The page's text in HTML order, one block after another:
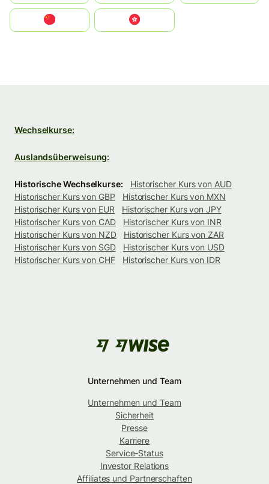
中國香港特別行政區
Wechselkurse:
Auslandsüberweisung:
Historische Wechselkurse:
Historischer Kurs von AUD
Historischer Kurs von GBP
Historischer Kurs von MXN
Historischer Kurs von EUR
Historischer Kurs von JPY
Historischer Kurs von CAD
Historischer Kurs von INR
Historischer Kurs von NZD
Historischer Kurs von ZAR
Historischer Kurs von SGD
Historischer Kurs von USD
Historischer Kurs von CHF
Historischer Kurs von IDR
Unternehmen und Team
Unternehmen und Team
Sicherheit
Presse
Karriere
Service-Status
Investor Relations
Affiliates und Partnerschaften